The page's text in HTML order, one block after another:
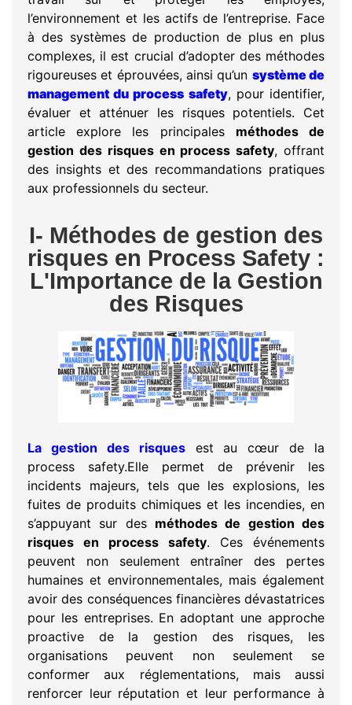
l’environnement et les actifs de l’entreprise. Face
à des systèmes de production de plus en plus
complexes, il est crucial d’adopter des méthodes
rigoureuses et éprouvées, ainsi qu’un système de
management du process safety, pour identifier,
évaluer et atténuer les risques potentiels. Cet
article explore les principales méthodes de
gestion des risques en process safety, offrant
des insights et des recommandations pratiques
aux professionnels du secteur.
I- Méthodes de gestion des
risques en Process Safety :
L'Importance de la Gestion
des Risques
La gestion des risquesest au cœur de la
process safety.Elle permet de prévenir les
incidents majeurs, tels que les explosions, les
fuites de produits chimiques et les incendies, en
s’appuyant sur des méthodes de gestion des
risques en process safety. Ces événements
peuvent non seulement entraîner des pertes
humaines et environnementales, mais également
avoir des conséquences financières dévastatrices
pour les entreprises. En adoptant une approche
proactive de la gestion des risques, les
organisations peuvent non seulement se
conformer aux réglementations, mais aussi
renforcer leur réputation et leur performance à